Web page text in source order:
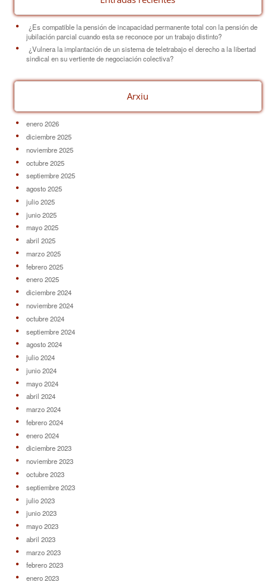
¿Es compatible la pensión de incapacidad permanente total con la pensión de
jubilación parcial cuando esta se reconoce por un trabajo distinto?
¿Vulnera la implantación de un sistema de teletrabajo el derecho a la libertad
sindical en su vertiente de negociación colectiva?
Arxiu
enero 2026
diciembre 2025
noviembre 2025
octubre 2025
septiembre 2025
agosto 2025
julio 2025
junio 2025
mayo 2025
abril 2025
marzo 2025
febrero 2025
enero 2025
diciembre 2024
noviembre 2024
octubre 2024
septiembre 2024
agosto 2024
julio 2024
junio 2024
mayo 2024
abril 2024
marzo 2024
febrero 2024
enero 2024
diciembre 2023
noviembre 2023
octubre 2023
septiembre 2023
julio 2023
junio 2023
mayo 2023
abril 2023
marzo 2023
febrero 2023
enero 2023